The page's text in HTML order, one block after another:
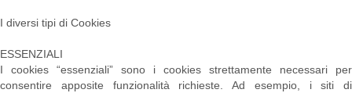
I diversi tipi di Cookies
ESSENZIALI
I cookies “essenziali” sono i cookies strettamente necessari per
consentire apposite funzionalità richieste. Ad esempio, i siti di